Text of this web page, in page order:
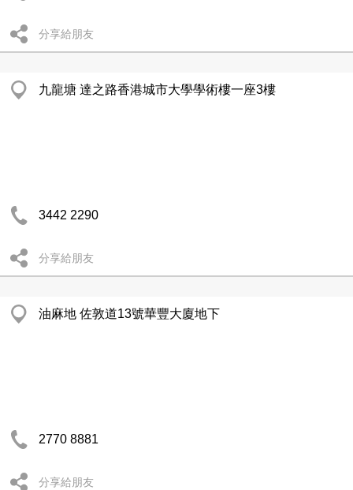
分享給朋友
九龍塘 達之路香港城市大學學術樓一座3樓
3442 2290
分享給朋友
油麻地 佐敦道13號華豐大廈地下
2770 8881
分享給朋友